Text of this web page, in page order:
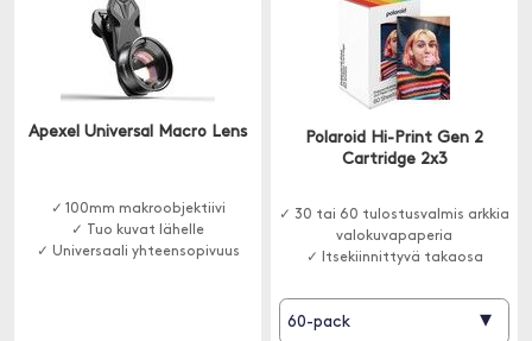
Apexel Universal Macro Lens
✓ 100mm makroobjektiivi
✓ Tuo kuvat lähelle
✓ Universaali yhteensopivuus
Polaroid Hi-Print Gen 2
Cartridge 2x3
✓ 30 tai 60 tulostusvalmis arkkia
valokuvapaperia
✓ Itsekiinnittyvä takaosa
60-pack ▾